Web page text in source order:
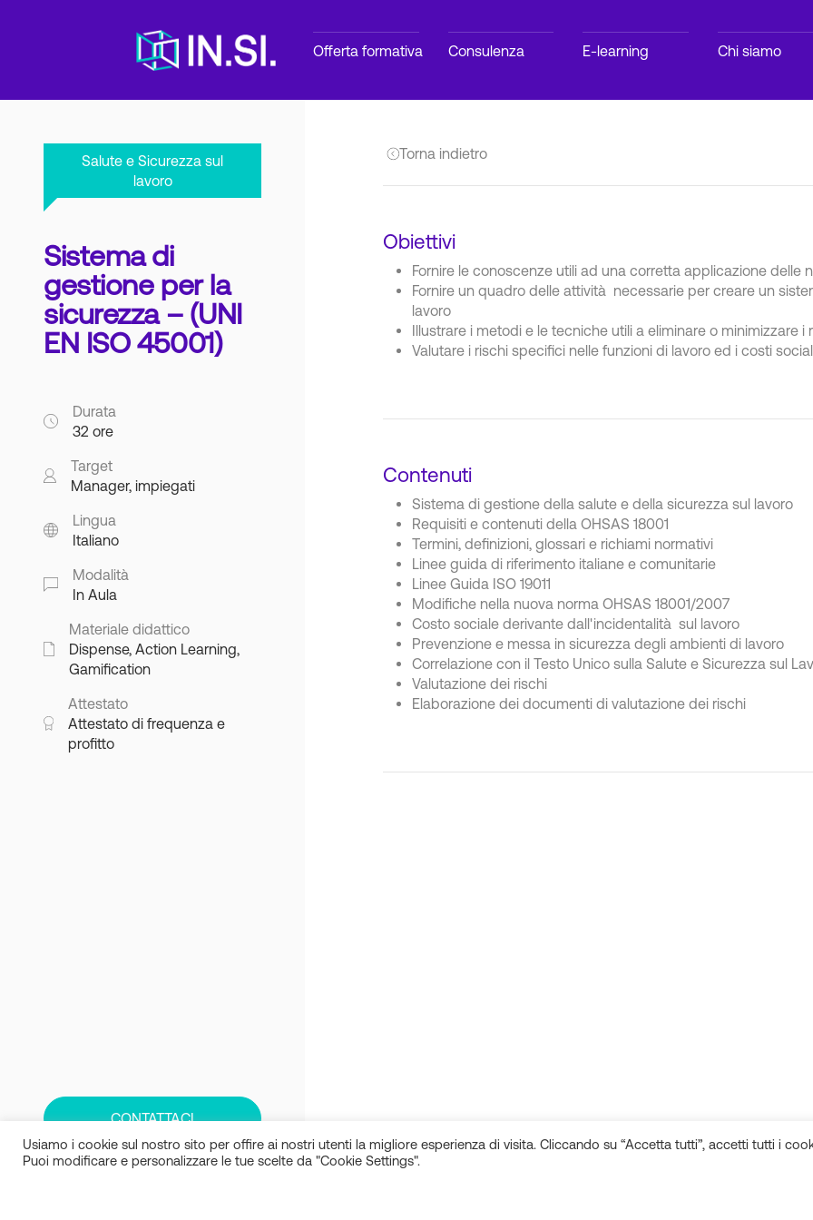
Offerta formativa Consulenza E-learning Chi siamo
Salute e Sicurezza sul
lavoro
Sistema di
gestione per la
sicurezza – (UNI
EN ISO 45001)
Durata
32 ore
Target
Manager, impiegati
Lingua
Italiano
Modalità
In Aula
Materiale didattico
Dispense, Action Learning,
Gamification
Attestato
Attestato di frequenza e
profitto
CONTATTACI
Torna indietro
Obiettivi
Fornire le conoscenze utili ad una corretta applicazione delle
Fornire un quadro delle attività necessarie per creare un
lavoro
Illustrare i metodi e le tecniche utili a eliminare o minimizzare i
Valutare i rischi specifici nelle funzioni di lavoro ed i costi
Contenuti
Sistema di gestione della salute e della sicurezza sul lavoro
Requisiti e contenuti della OHSAS 18001
Termini, definizioni, glossari e richiami normativi
Linee guida di riferimento italiane e comunitarie
Linee Guida ISO 19011
Modifiche nella nuova norma OHSAS 18001/2007
Costo sociale derivante dall'incidentalità sul lavoro
Prevenzione e messa in sicurezza degli ambienti di lavoro
Correlazione con il Testo Unico sulla Salute e Sicurezza sul
Valutazione dei rischi
Elaborazione dei documenti di valutazione dei rischi
Usiamo i cookie sul nostro sito per offire ai nostri utenti la migliore esperienza di visita. Cliccando su “Accetta tutti”, accetti tutti i
Puoi modificare e personalizzare le tue scelte da "Cookie Settings".